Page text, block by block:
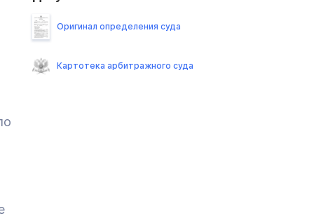
Оригинал определения суда
Картотека арбитражного суда